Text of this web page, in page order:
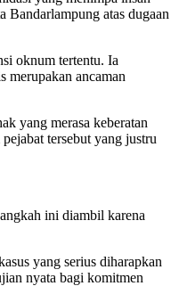
atas dugaan
oknum tertentu. Ia
merupakan ancaman
yang merasa keberatan
tersebut yang justru
ini diambil karena
yang serius diharapkan
nyata bagi komitmen